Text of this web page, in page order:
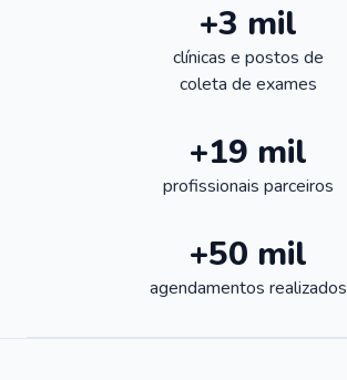
+3 mil
clínicas e postos de
coleta de exames
+19 mil
profissionais parceiros
+50 mil
agendamentos realizados